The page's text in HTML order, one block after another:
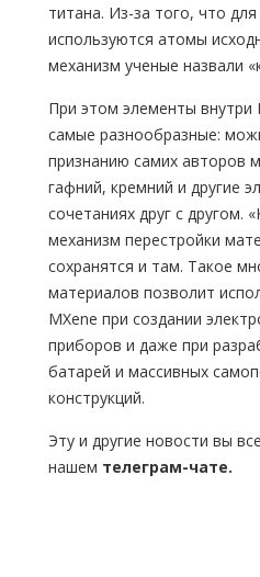
титана. Из-за того, что
используются атомы
механизм ученые назвали
При этом элементы внутри
самые разнообразные:
признанию самих авторов
гафний, кремний и другие
сочетаниях друг с другом.
механизм перестройки
сохранятся и там. Такое
материалов позволит
MXene при создании
приборов и даже при
батарей и массивных
конструкций.
Эту и другие новости вы
нашем телеграм-чате.